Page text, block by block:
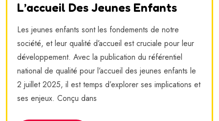
L’accueil Des Jeunes Enfants
Les jeunes enfants sont les fondements de notre
société, et leur qualité d’accueil est cruciale pour leur
développement. Avec la publication du référentiel
national de qualité pour l’accueil des jeunes enfants le
2 juillet 2025, il est temps d’explorer ses implications et
ses enjeux. Conçu dans